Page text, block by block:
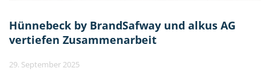
Hünnebeck by BrandSafway und alkus AG
vertiefen Zusammenarbeit
29. September 2025